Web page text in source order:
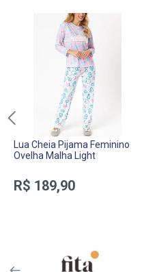
Lua Cheia Pijama Feminino
Ovelha Malha Light
R$ 189,90